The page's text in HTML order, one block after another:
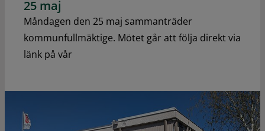
25 maj
Måndagen den 25 maj sammanträder
kommunfullmäktige. Mötet går att följa direkt via
länk på vår